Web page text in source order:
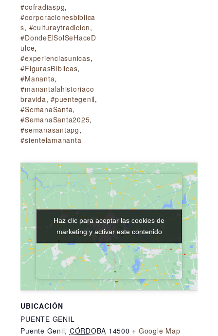
#cofradiaspg,
#corporacionesbiblica
s, #culturaytradicion,
#DondeElSolSeHaceD
ulce,
#experienciasunicas,
#FigurasBíblicas,
#Mananta,
#manantalahistoriaco
bravida,#puentegenil,
#SemanaSanta,
#SemanaSanta2025,
#semanasantapg,
#sientelamananta
UBICACIÓN
PUENTE GENIL
Puente Genil, CÓRDOBA 14500 + Google Map
Haz clic para aceptar las cookies de
marketing y activar este contenido
Haz clic para aceptar las cookies de
marketing y activar este contenido